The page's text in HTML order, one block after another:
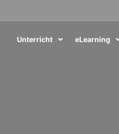
Unterricht eLearning